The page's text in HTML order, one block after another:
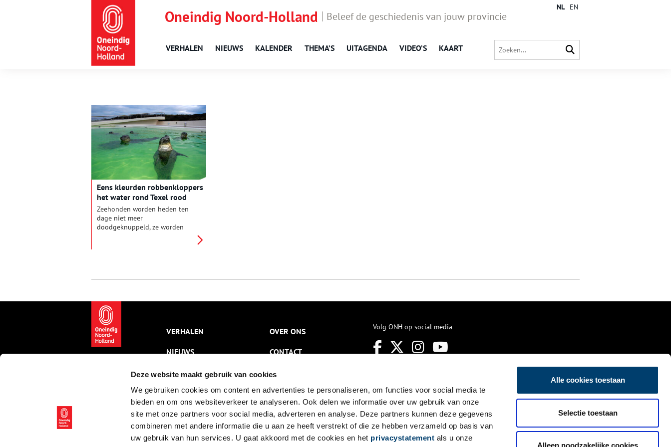
Deze website maakt gebruik van cookies
We gebruiken cookies om content en advertenties te personaliseren, om functies voor social media te
bieden en om ons websiteverkeer te analyseren. Ook delen we informatie over uw gebruik van onze
site met onze partners voor social media, adverteren en analyse. Deze partners kunnen deze gegevens
combineren met andere informatie die u aan ze heeft verstrekt of die ze hebben verzameld op basis van
uw gebruik van hun services. U gaat akkoord met de cookies en het privacystatement als u onze
Alle cookies toestaan
Selectie toestaan
Alleen noodzakelijke cookies
Oneindig Noord-Holland Beleef de geschiedenis van jouw provincie
VERHALEN NIEUWS KALENDER THEMA’S UITAGENDA VIDEO’S KAART
NL EN
Eens kleurden robbenkloppers
het water rond Texel rood
Zeehonden worden heden ten
dage niet meer
doodgeknuppeld, ze worden
VERHALEN
NIEUWS
KALENDER
THEMA’S
ACTIVITEITEN
VIDEO’S
OVER ONS
CONTACT
NIEUWSBRIEF
DISCLAIMER
PRIVACY
TOEGANKELIJKHEID
Volg ONH op social media